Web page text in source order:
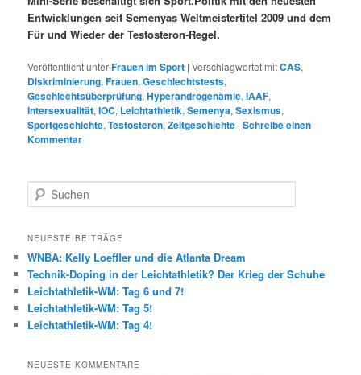
Entwicklungen seit Semenyas Weltmeistertitel 2009 und dem
Für und Wieder der Testosteron-Regel.
Veröffentlicht unterFrauen im Sport |Verschlagwortet mitCAS,
Diskriminierung,Frauen,Geschlechtstests,
Geschlechtsüberprüfung,Hyperandrogenämie,IAAF,
Intersexualität,IOC, Leichtathletik,Semenya,Sexismus,
Sportgeschichte,Testosteron,Zeitgeschichte |Schreibe einen
Kommentar
u
h
n
NEUESTE BEITRÄGE
WNBA: Kelly Loeffler und die Atlanta Dream
Technik-Doping in der Leichtathletik? Der Krieg der Schuhe
Leichtathletik-WM: Tag 6 und 7!
Leichtathletik-WM: Tag 5!
Leichtathletik-WM: Tag 4!
NEUESTE KOMMENTARE